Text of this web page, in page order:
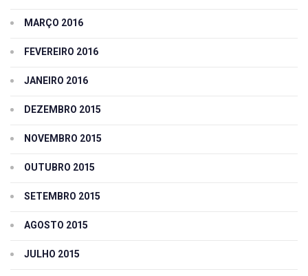
MARÇO 2016
FEVEREIRO 2016
JANEIRO 2016
DEZEMBRO 2015
NOVEMBRO 2015
OUTUBRO 2015
SETEMBRO 2015
AGOSTO 2015
JULHO 2015